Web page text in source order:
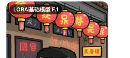
LORA基础模型 F.1